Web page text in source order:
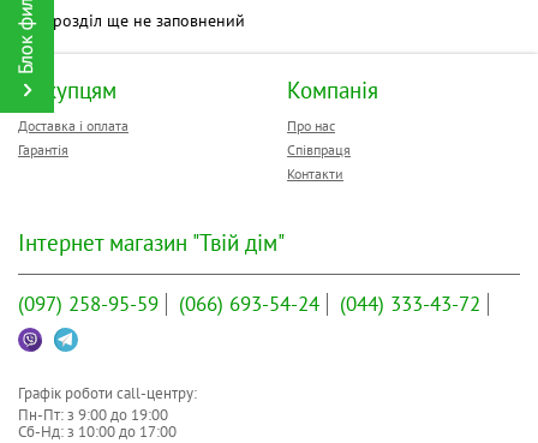
Цей розділ ще не заповнений
Покупцям
Доставка і оплата
Гарантія
Компанія
Про нас
Співпраця
Контакти
Інтернет магазин "Твій дім"
(097) 258-95-59 (066) 693-54-24 (044) 333-43-72
Графік роботи call-центру:
Пн-Пт: з 9:00до 19:00
Сб-Нд: з 10:00до 17:00